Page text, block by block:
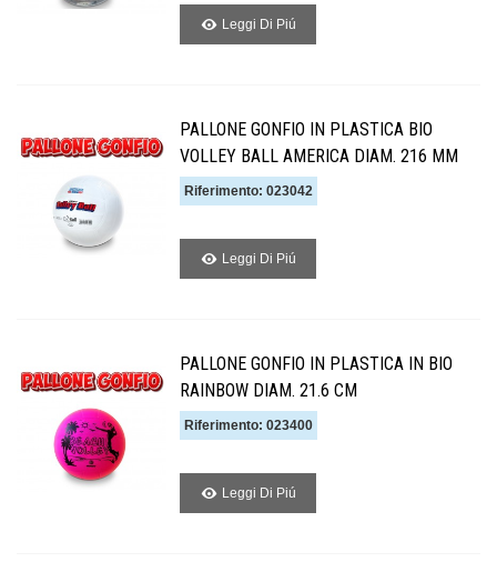
Leggi Di Piú
PALLONE GONFIO IN PLASTICA BIO
VOLLEY BALL AMERICA DIAM. 216 MM
Riferimento: 023042
Leggi Di Piú
PALLONE GONFIO IN PLASTICA IN BIO
RAINBOW DIAM. 21.6 CM
Riferimento: 023400
Leggi Di Piú